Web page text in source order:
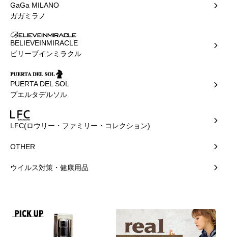
GaGa MILANO
ガガミラノ
BELIEVEINMIRACLE
ビリーブインミラクル
PUERTA DEL SOL
プエルタデルソル
LFC(ロウリー・ファミリー・コレクション)
OTHER
ウイルス対策・健康用品